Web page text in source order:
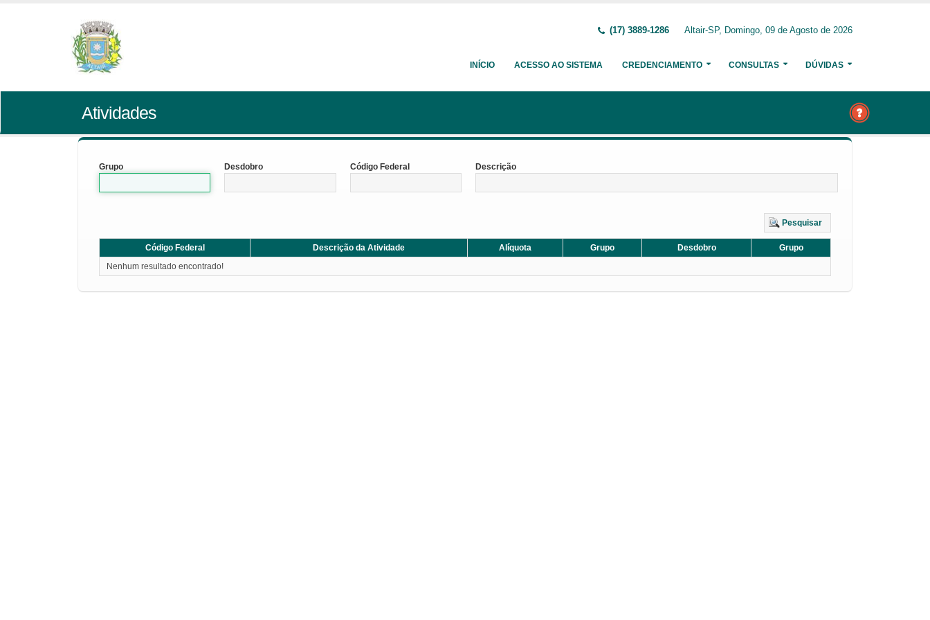
(17) 3889-1286 Altair-SP, Domingo, 09 de Agosto de 2026
INÍCIO ACESSO AO SISTEMA CREDENCIAMENTO CONSULTAS DÚVIDAS
Atividades
Grupo Desdobro Código Federal Descrição
Pesquisar
Código Federal Descrição da Atividade Alíquota Grupo Desdobro
Grupo
Nenhum resultado encontrado!